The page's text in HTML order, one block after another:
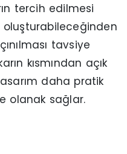
tercih edilmesi
oluşturabileceğinden
tavsiye
kısmından açık
daha pratik
olanak sağlar.